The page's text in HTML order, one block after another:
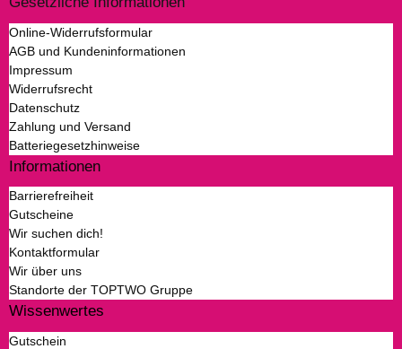
Online-Widerrufsformular
AGB und Kundeninformationen
Impressum
Widerrufsrecht
Datenschutz
Zahlung und Versand
Batteriegesetzhinweise
Informationen
Barrierefreiheit
Gutscheine
Wir suchen dich!
Kontaktformular
Wir über uns
Standorte der TOPTWO Gruppe
Wissenwertes
Gutschein